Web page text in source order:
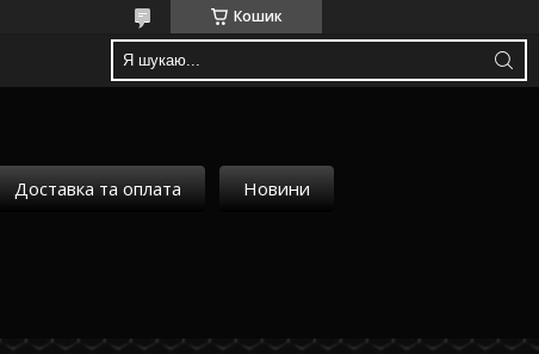
Кошик
Доставка та оплата Новини